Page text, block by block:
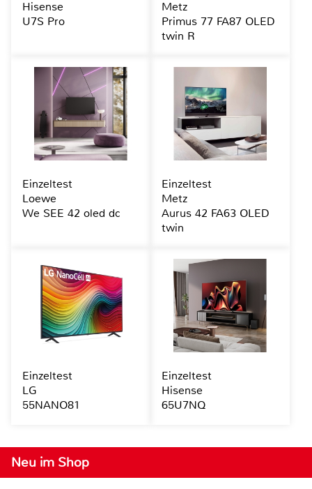
Neu im Shop
Hisense
U7S Pro
Metz
Primus 77 FA87 OLED
twin R
Einzeltest
Loewe
We SEE 42 oled dc
Einzeltest
Metz
Aurus 42 FA63 OLED
twin
Einzeltest
LG
55NANO81
Einzeltest
Hisense
65U7NQ